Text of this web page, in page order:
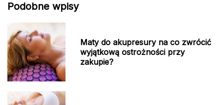
Podobne wpisy
Maty do akupresury na co zwrócić
wyjątkową ostrożności przy
zakupie?